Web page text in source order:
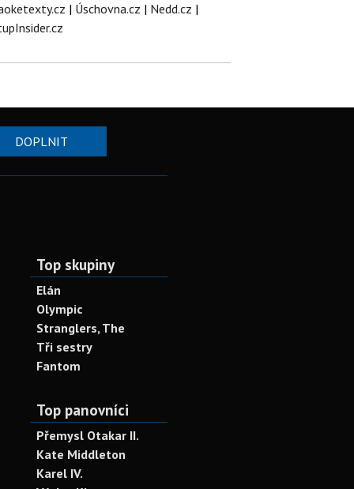
| Úschovna.cz | Nedd.cz |
DOPLNIT
Top skupiny
Elán
Olympic
Stranglers, The
Tři sestry
Fantom
Top panovníci
Přemysl Otakar II.
Kate Middleton
Karel IV.